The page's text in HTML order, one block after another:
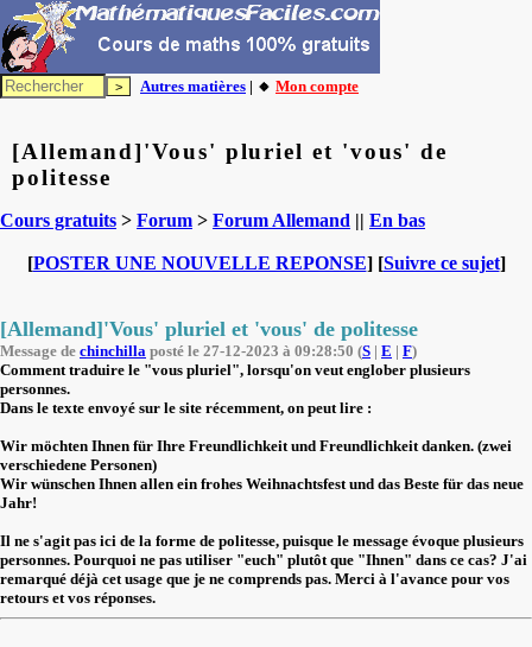
Autres matières | 🔸 Mon compte
[Allemand]'Vous' pluriel et 'vous' de
politesse
Cours gratuits > Forum > Forum Allemand || En bas
[POSTER UNE NOUVELLE REPONSE] [Suivre ce sujet]
[Allemand]'Vous' pluriel et 'vous' de politesse
Message de chinchilla posté le 27-12-2023 à 09:28:50 (S | E | F)
Comment traduire le "vous pluriel", lorsqu'on veut englober plusieurs
personnes.
Dans le texte envoyé sur le site récemment, on peut lire :
Wir möchten Ihnen für Ihre Freundlichkeit und Freundlichkeit danken. (zwei
verschiedene Personen)
Wir wünschen Ihnen allen ein frohes Weihnachtsfest und das Beste für das neue
Jahr!
Il ne s'agit pas ici de la forme de politesse, puisque le message évoque plusieurs
personnes. Pourquoi ne pas utiliser "euch" plutôt que "Ihnen" dans ce cas? J'ai
remarqué déjà cet usage que je ne comprends pas. Merci à l'avance pour vos
retours et vos réponses.